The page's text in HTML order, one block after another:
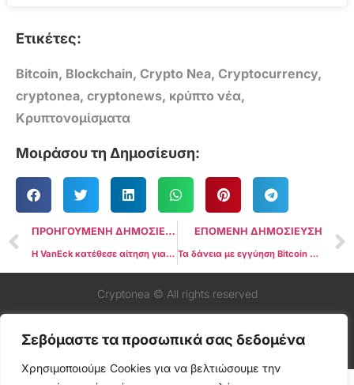
Σεβόμαστε τα προσωπικά σας δεδομένα
Χρησιμοποιούμε Cookies για να βελτιώσουμε την
Ετικέτες:
Bitcoin, Blockchain, Crypto Nea, Cryptocurrency,
cryptonea, cryptonews, κρύπτο νέα,
Κρυπτονομίσματα
Μοιράσου τη Δημοσίευση:
ΠΡΟΗΓΟΥΜΕΝΗ ΔΗΜΟΣΙΕΥΣΗ
Η VanEck κατέθεσε αίτηση για το πρώτο ETF BNB στις ΗΠΑ
ΕΠΟΜΕΝΗ ΔΗΜΟΣΙΕΥΣΗ
Τα δάνεια με εγγύηση Bitcoin είναι «προφανές» το επόμενο βήμα, Δηλώνει ο CEO της Xapo Bank
Cryptonea © All rights reserved